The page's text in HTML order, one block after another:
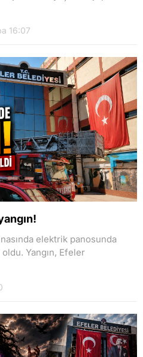
16:07
elektrik panosunda
Yangın, Efeler